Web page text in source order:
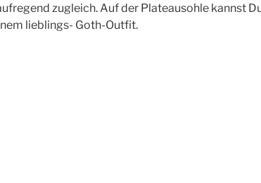
zugleich. Auf der Plateausohle kannst
lieblings- Goth-Outfit.